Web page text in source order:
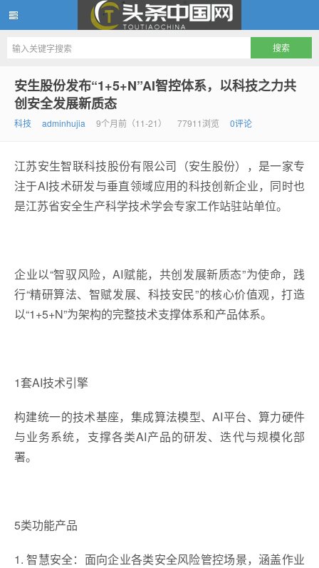
头条中国网
安生股份发布“1+5+N”AI智控体系，以科技之力共
创安全发展新质态
科技 adminhujia 9个月前（11-21） 77911浏览 0评论
江苏安生智联科技股份有限公司（安生股份），是一家专
注于AI技术研发与垂直领域应用的科技创新企业，同时也
是江苏省安全生产科学技术学会专家工作站驻站单位。
企业以“智驭风险，AI赋能，共创发展新质态”为使命，践
行“精研算法、智赋发展、科技安民”的核心价值观，打造
以“1+5+N”为架构的完整技术支撑体系和产品体系。
1套AI技术引擎
构建统一的技术基座，集成算法模型、AI平台、算力硬件
与业务系统，支撑各类AI产品的研发、迭代与规模化部
署。
5类功能产品
1. 智慧安全：面向企业各类安全风险管控场景，涵盖作业